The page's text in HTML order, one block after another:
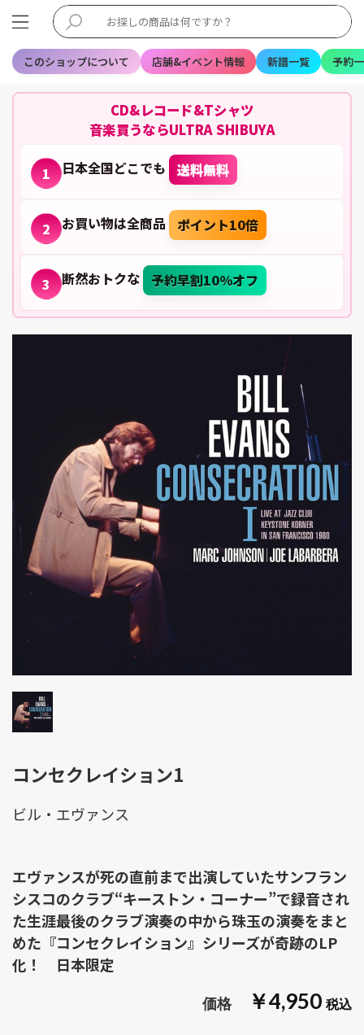
このショップについて 店舗&イベント情報 新譜一覧 予約
CD&レコード&Tシャツ
音楽買うならULTRA SHIBUYA
1 日本全国どこでも 送料無料
2 お買い物は全商品 ポイント10倍
3 断然おトクな 予約早割10%オフ
コンセクレイション1
￥4,950
ビル・エヴァンス
エヴァンスが死の直前まで出演していたサンフラン
シスコのクラブ“キーストン・コーナー”で録音され
た生涯最後のクラブ演奏の中から珠玉の演奏をまと
めた『コンセクレイション』シリーズが奇跡のLP
化！ 日本限定